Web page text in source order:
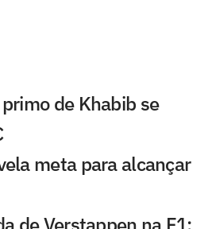
de Khabib se
meta para alcançar